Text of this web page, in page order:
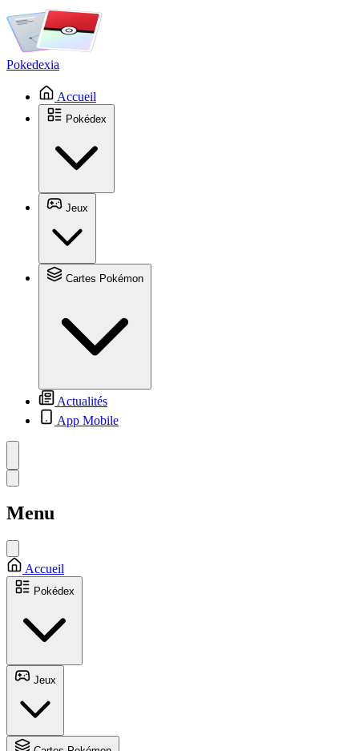
Pokedexia
Accueil
Actualités
App Mobile
Menu
Accueil